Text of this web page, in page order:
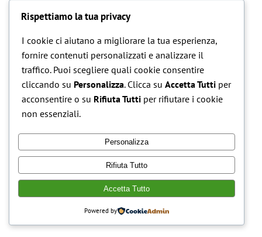
I nostri Musei
agricolo dell’olivo –
Moricone
I nostri musei
Museo Preistorico
Naturalistico – Percile
Rispettiamo la tua privacy
I cookie ci aiutano a migliorare la tua esperienza,
fornire contenuti personalizzati e analizzare il
traffico. Puoi scegliere quali cookie consentire
cliccando su Personalizza. Clicca su Accetta Tutti per
acconsentire o su Rifiuta Tutti per rifiutare i cookie
non essenziali.
Personalizza
Rifiuta Tutto
Accetta Tutto
Powered by